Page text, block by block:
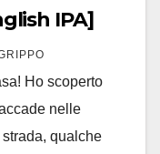
IPA]
Ho scoperto
nelle
qualche